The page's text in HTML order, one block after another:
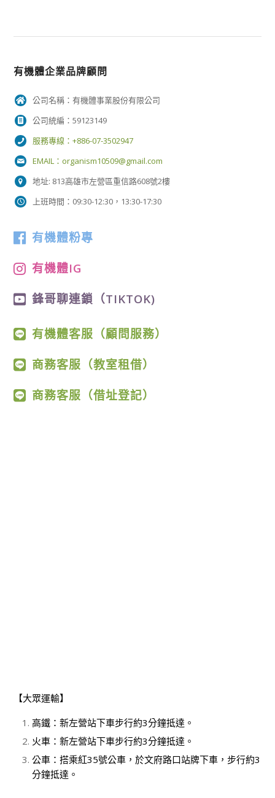
有機體企業品牌顧問
公司名稱：有機體事業股份有限公司
公司統編：59123149
服務專線：+886-07-3502947
EMAIL： organism10509@gmail.com
地址: 813高雄市左營區重信路608號2樓
上班時間：09:30-12:30，13:30-17:30
有機體粉專
有機體IG
鋒哥聊連鎖（TIKTOK)
有機體客服（顧問服務）
商務客服（教室租借）
商務客服（借址登記）
【大眾運輸】
高鐵：新左營站下車步行約3分鐘抵達。
火車：新左營站下車步行約3分鐘抵達。
公車：搭乘紅35號公車，於文府路口站牌下車，步行約3
分鐘抵達。